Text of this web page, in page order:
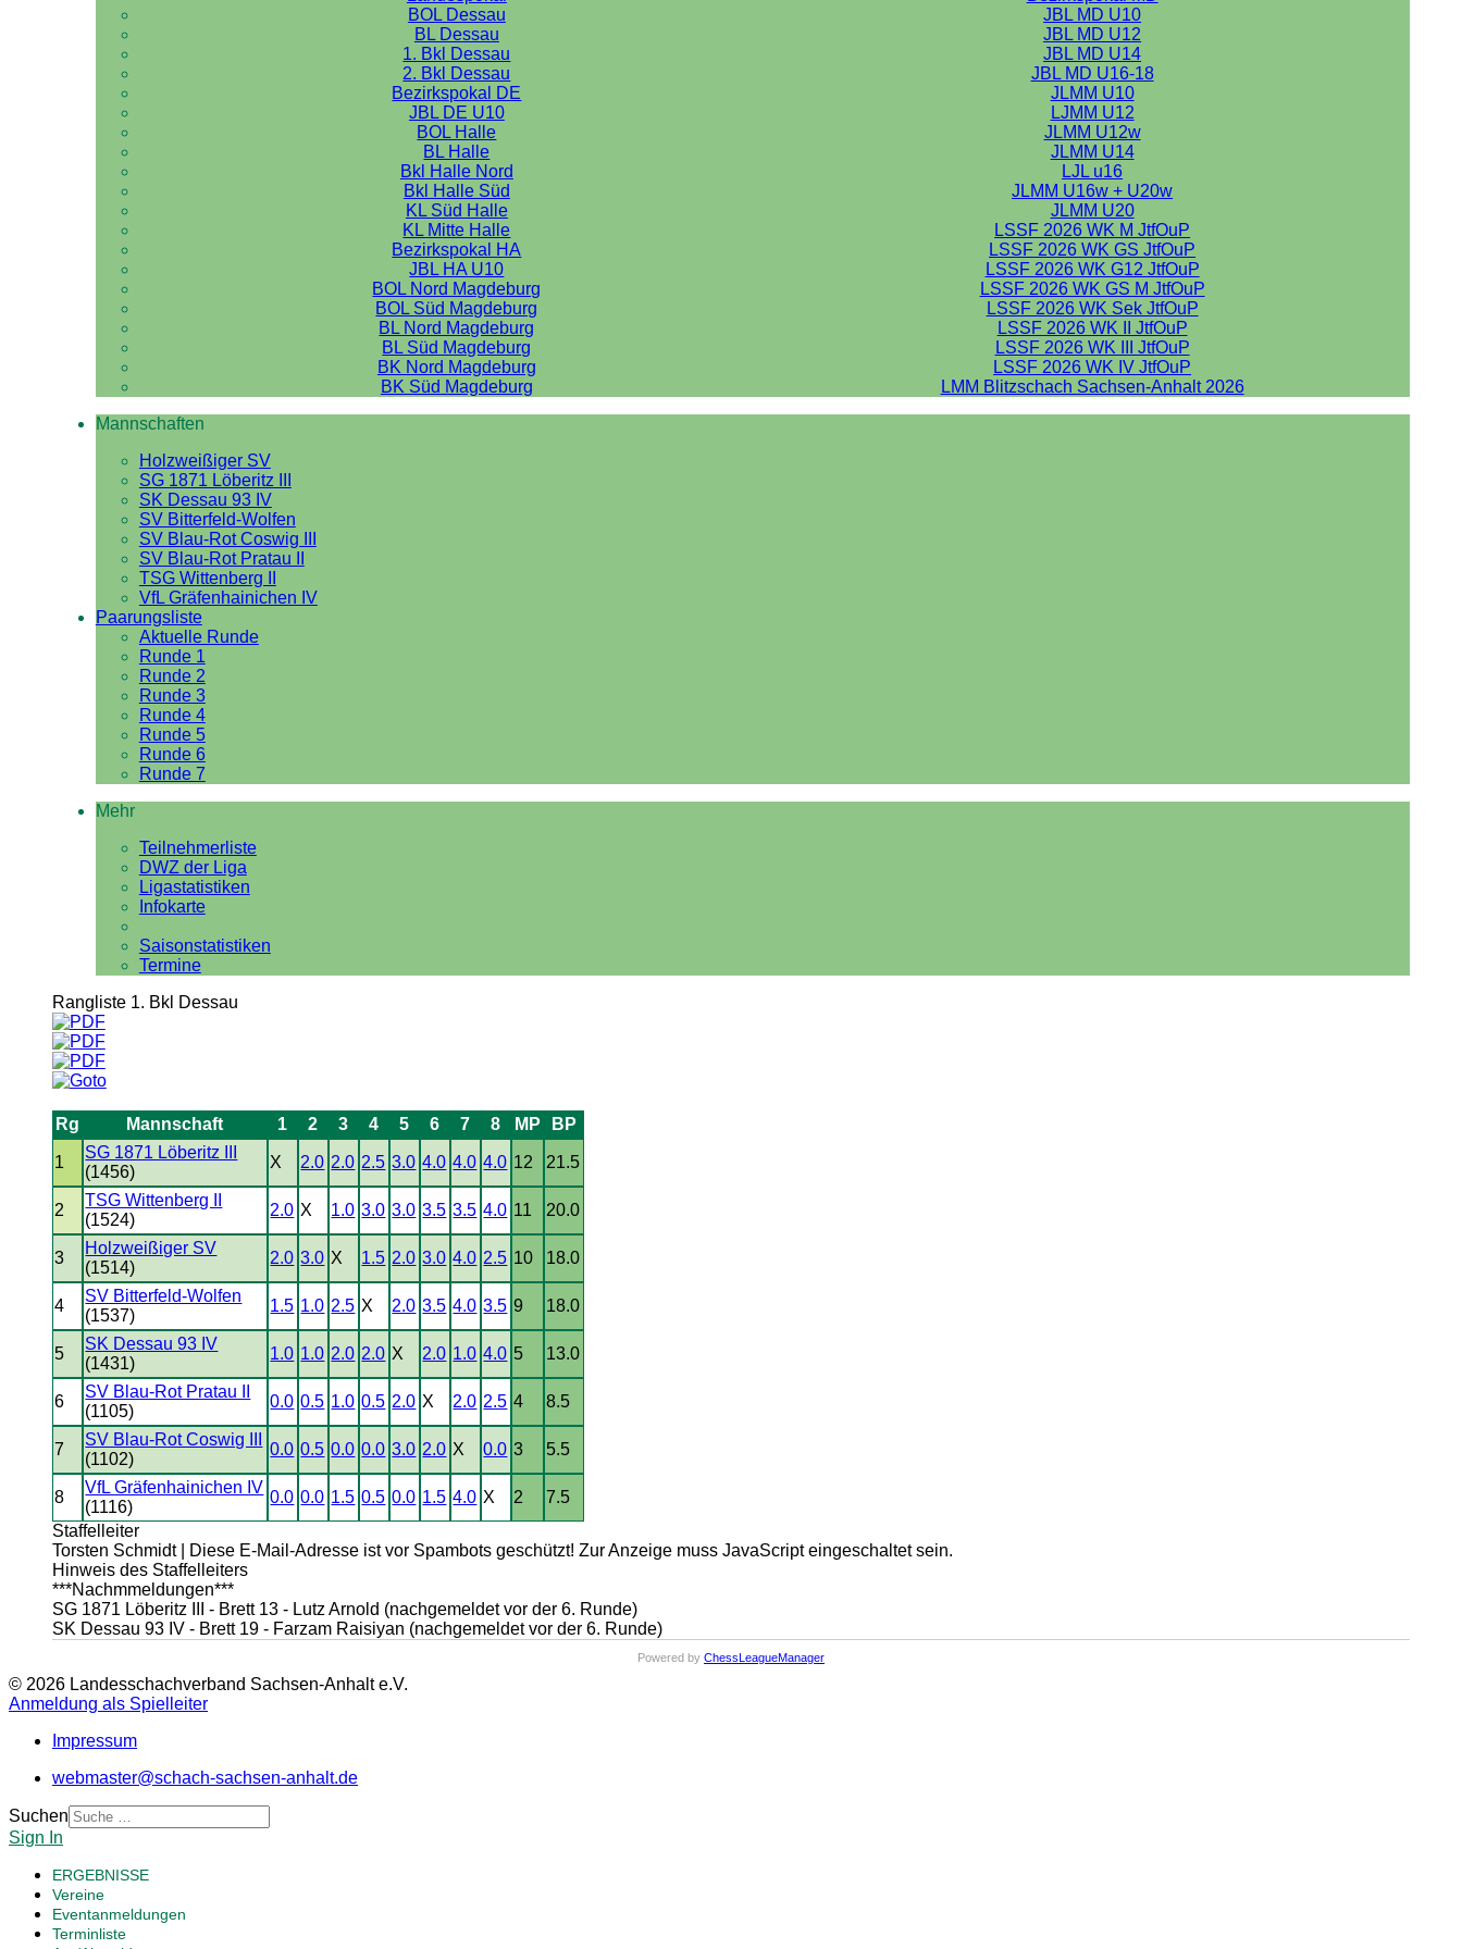
BOL Dessau
JBL MD U10
BL Dessau
JBL MD U12
1. Bkl Dessau
JBL MD U14
2. Bkl Dessau
JBL MD U16-18
Bezirkspokal DE
JLMM U10
JBL DE U10
LJMM U12
BOL Halle
JLMM U12w
BL Halle
JLMM U14
Bkl Halle Nord
LJL u16
Bkl Halle Süd
JLMM U16w + U20w
KL Süd Halle
JLMM U20
KL Mitte Halle
LSSF 2026 WK M JtfOuP
Bezirkspokal HA
LSSF 2026 WK GS JtfOuP
JBL HA U10
LSSF 2026 WK G12 JtfOuP
BOL Nord Magdeburg
LSSF 2026 WK GS M JtfOuP
BOL Süd Magdeburg
LSSF 2026 WK Sek JtfOuP
BL Nord Magdeburg
LSSF 2026 WK II JtfOuP
BL Süd Magdeburg
LSSF 2026 WK III JtfOuP
BK Nord Magdeburg
LSSF 2026 WK IV JtfOuP
BK Süd Magdeburg
LMM Blitzschach Sachsen-Anhalt 2026
Mannschaften
Holzweißiger SV
SG 1871 Löberitz III
SK Dessau 93 IV
SV Bitterfeld-Wolfen
SV Blau-Rot Coswig III
SV Blau-Rot Pratau II
TSG Wittenberg II
VfL Gräfenhainichen IV
Paarungsliste
Aktuelle Runde
Runde 1
Runde 2
Runde 3
Runde 4
Runde 5
Runde 6
Runde 7
Mehr
Teilnehmerliste
DWZ der Liga
Ligastatistiken
Infokarte
Saisonstatistiken
Termine
Rangliste 1. Bkl Dessau
Rg Mannschaft 1 2 3 4 5 6 7 8 MP BP
1
SG 1871 Löberitz III
(1456)
X 2.0 2.0 2.5 3.0 4.0 4.0 4.0 12 21.5
2
TSG Wittenberg II
(1524)
2.0 X 1.0 3.0 3.0 3.5 3.5 4.0 11 20.0
3
Holzweißiger SV
(1514)
2.0 3.0 X 1.5 2.0 3.0 4.0 2.5 10 18.0
4
SV Bitterfeld-Wolfen
(1537)
1.5 1.0 2.5 X 2.0 3.5 4.0 3.5 9 18.0
5
SK Dessau 93 IV
(1431)
1.0 1.0 2.0 2.0 X 2.0 1.0 4.0 5 13.0
6
SV Blau-Rot Pratau II
(1105)
0.0 0.5 1.0 0.5 2.0 X 2.0 2.5 4 8.5
7
SV Blau-Rot Coswig III
(1102)
0.0 0.5 0.0 0.0 3.0 2.0 X 0.0 3 5.5
8
VfL Gräfenhainichen IV
(1116)
0.0 0.0 1.5 0.5 0.0 1.5 4.0 X 2
7.5
Staffelleiter
Torsten Schmidt |
Diese E-Mail-Adresse ist vor Spambots geschützt! Zur Anzeige muss JavaScript eingeschaltet sein.
Hinweis des Staffelleiters
***Nachmmeldungen***
SG 1871 Löberitz III - Brett 13 - Lutz Arnold (nachgemeldet vor der 6. Runde)
SK Dessau 93 IV - Brett 19 - Farzam Raisiyan (nachgemeldet vor der 6. Runde)
Powered by ChessLeagueManager
© 2026 Landesschachverband Sachsen-Anhalt e.V.
Anmeldung als Spielleiter
Impressum
webmaster@schach-sachsen-anhalt.de
Suchen
Sign In
ERGEBNISSE
Vereine
Eventanmeldungen
Terminliste